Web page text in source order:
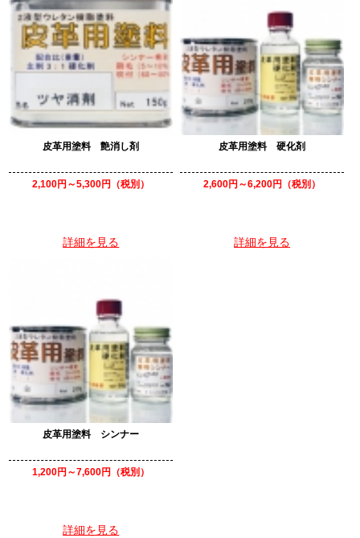
皮革用塗料 艶消し剤
2,100円～5,300円（税別）
詳細を見る
皮革用塗料 硬化剤
2,600円～6,200円（税別）
詳細を見る
皮革用塗料 シンナー
1,200円～7,600円（税別）
詳細を見る